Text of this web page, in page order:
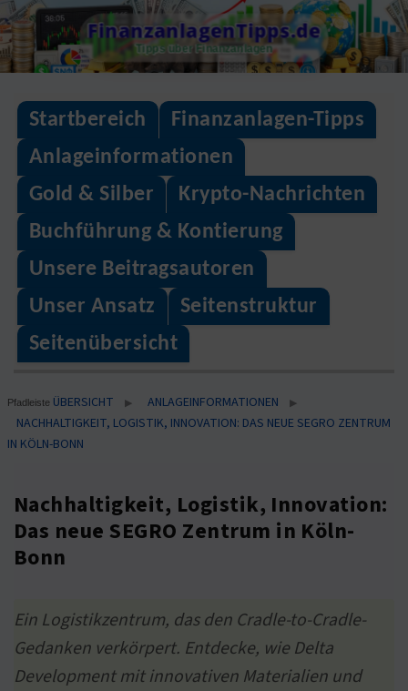
Skip
to
content
FinanzanlagenTipps.de
Tipps über Finanzanlagen
Startbereich
Finanzanlagen-Tipps
Anlageinformationen
Gold & Silber
Krypto-Nachrichten
Buchführung & Kontierung
Unsere Beitragsautoren
Unser Ansatz
Seitenstruktur
Seitenübersicht
Pfadleiste ÜBERSICHT ▶ ANLAGEINFORMATIONEN ▶
NACHHALTIGKEIT, LOGISTIK, INNOVATION: DAS NEUE SEGRO ZENTRUM
IN KÖLN-BONN
Nachhaltigkeit, Logistik, Innovation:
Das neue SEGRO Zentrum in Köln-
Bonn
Ein Logistikzentrum, das den Cradle-to-Cradle-
Gedanken verkörpert. Entdecke, wie Delta
Development mit innovativen Materialien und